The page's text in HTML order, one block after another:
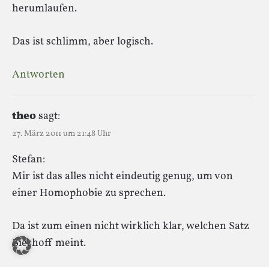
herumlaufen.
Das ist schlimm, aber logisch.
Antworten
theosagt:
27. März 2011 um 21:48 Uhr
Stefan:
Mir ist das alles nicht eindeutig genug, um von
einer Homophobie zu sprechen.
Da ist zum einen nicht wirklich klar, welchen Satz
Bierhoff meint.